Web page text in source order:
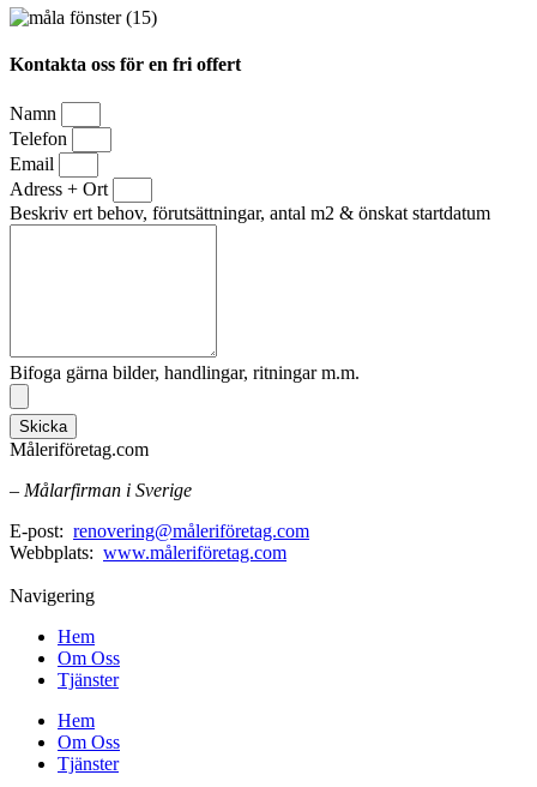
Kontakta oss för en fri offert
Namn
Telefon
Email
Adress + Ort
Beskriv ert behov, förutsättningar, antal m2 & önskat startdatum
Bifoga gärna bilder, handlingar, ritningar m.m.
Skicka
Måleriföretag.com
– Målarfirman i Sverige
E-post: renovering@måleriföretag.com
Webbplats: www.måleriföretag.com
Navigering
Hem
Om Oss
Tjänster
Hem
Om Oss
Tjänster